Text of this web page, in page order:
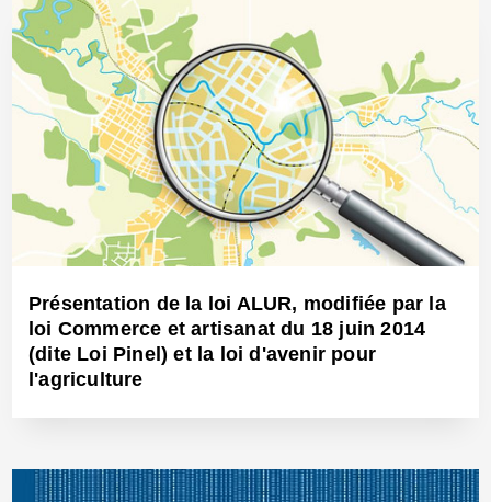
20 Oct 2014 - Réf: CW12781
Présentation de la loi ALUR, modifiée par la
loi Commerce et artisanat du 18 juin 2014
(dite Loi Pinel) et la loi d'avenir pour
l'agriculture